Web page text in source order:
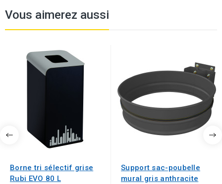
Vous aimerez aussi
Borne tri sélectif grise
Rubi EVO 80 L
Support sac-poubelle
mural gris anthracite